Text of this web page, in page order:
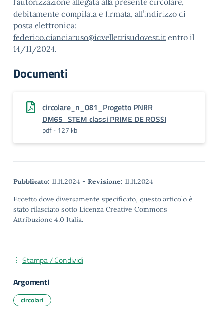
l’autorizzazione allegata alla presente circolare,
debitamente compilata e firmata, all’indirizzo di
posta elettronica:
federico.cianciaruso@icvelletrisudovest.it entro il
14/11/2024.
Documenti
circolare_n_081_Progetto PNRR
DM65_STEM classi PRIME DE ROSSI
pdf - 127 kb
Pubblicato: 11.11.2024 - Revisione: 11.11.2024
Eccetto dove diversamente specificato, questo articolo è
stato rilasciato sotto Licenza Creative Commons
Attribuzione 4.0 Italia.
Stampa / Condividi
Argomenti
circolari